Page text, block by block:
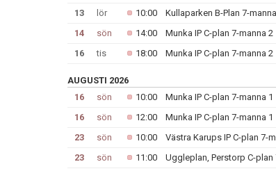
13
lör 10:00 Kullaparken B-Plan 7-
14
sön 14:00 Munka IP C-plan 7-manna 2
16
tis 18:00 Munka IP C-plan 7-manna 2
AUGUSTI 2026
16
sön 10:00 Munka IP C-plan 7-manna 1
16
sön 12:00 Munka IP C-plan 7-manna 1
23
sön 10:00 Västra Karups IP C-plan 7-
23
sön 11:00 Uggleplan, Perstorp C-plan